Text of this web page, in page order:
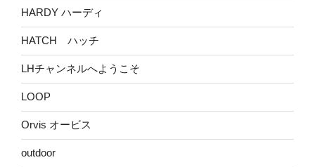
HARDY ハーディ
HATCH ハッチ
LHチャンネルへようこそ
LOOP
Orvis オービス
outdoor